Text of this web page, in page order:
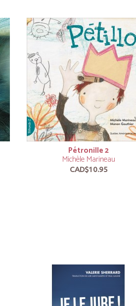
Pétronille 2
Michèle Marineau
CAD$10.95